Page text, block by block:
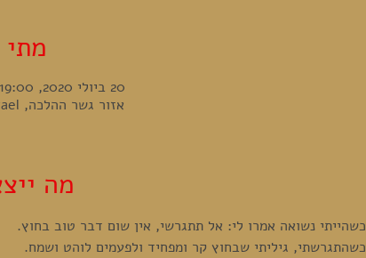
מתי
20 ביולי 2020, 19:00 – 24 באוג׳ 2020, 21:30
אזור גשר ההלכה, Bursa, Ramat Gan, Israel
מה
כשהייתי נשואה אמרו לי: אל תתגרשי, אין שום דבר טוב בחוץ.
כשהתגרשתי, גיליתי שבחוץ קר ומפחיד ולפעמים לוהט ושמח.